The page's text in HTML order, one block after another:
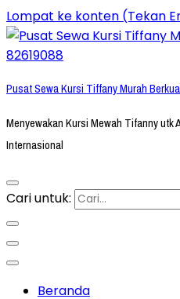
Lompat ke konten (Tekan
Pusat Sewa Kursi Tiffany Murah
Menyewakan Kursi Mewah Tifanny
Internasional
Cari untuk:
Beranda